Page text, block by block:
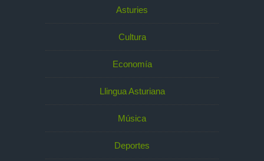
Asturies
Cultura
Economía
Llingua Asturiana
Música
Deportes